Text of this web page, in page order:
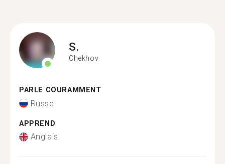
S.
Chekhov
PARLE COURAMMENT
Russe
APPREND
Anglais